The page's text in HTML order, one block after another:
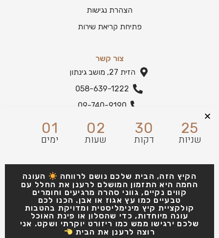
הצהרת נגישות
פתיחת קריאת שירות
צור קשר
הזית 27, מושב גינתון
058-639-1222
09-740-9190
הצהרת נגישות
01
ימים
02
שעות
30
דקות
24
שניות
הקיץ הזה, הבית שלכם נושם לרווחה
העונה
החמה היא התזמון המושלם לרענן את החלל עם
קווים נקיים, גווני סהרה מרגיעים וחומרים
טבעיים כמו עץ אגוז או אבן. הכנו לכם
קולקציית קיץ מינימליסטית ומדויקת בהטבות
עונה מיוחדות, כדי שהסלון או פינת האוכל
שלכם ירגישו ממש כמו ריזורט יוקרתי ושקט. אני
רוצה לרענן את הבית